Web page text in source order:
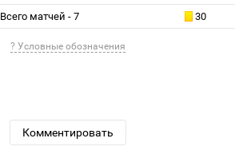
Всего матчей - 7 30
? Условные обозначения
Комментировать